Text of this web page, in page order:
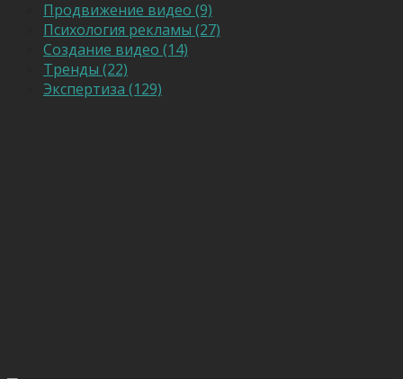
Продвижение видео (9)
Психология рекламы (27)
Создание видео (14)
Тренды (22)
Экспертиза (129)